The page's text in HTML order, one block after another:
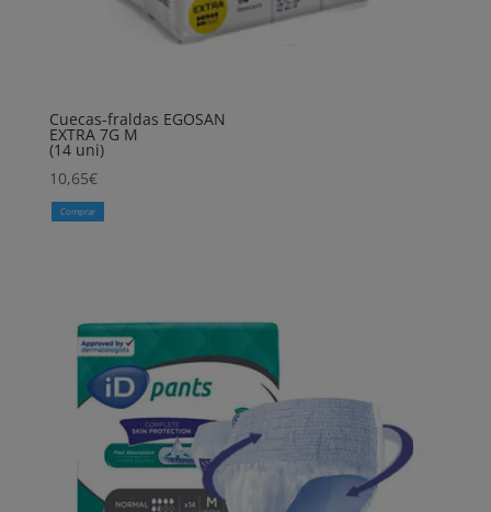
Cuecas-fraldas EGOSAN
EXTRA 7G M
(14 uni)
10,65€
Comprar